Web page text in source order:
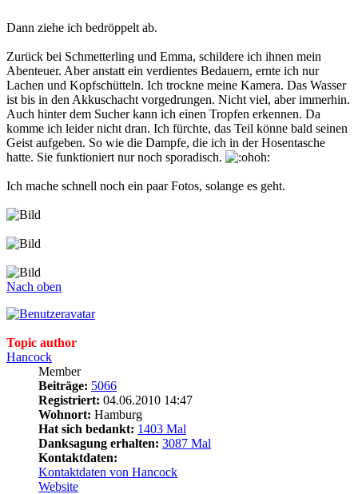
Dann ziehe ich bedröppelt ab.
Zurück bei Schmetterling und Emma, schildere ich ihnen mein
Abenteuer. Aber anstatt ein verdientes Bedauern, ernte ich nur
Lachen und Kopfschütteln. Ich trockne meine Kamera. Das Wasser
ist bis in den Akkuschacht vorgedrungen. Nicht viel, aber immerhin.
Auch hinter dem Sucher kann ich einen Tropfen erkennen. Da
komme ich leider nicht dran. Ich fürchte, das Teil könne bald seinen
Geist aufgeben. So wie die Dampfe, die ich in der Hosentasche
hatte. Sie funktioniert nur noch sporadisch.
Ich mache schnell noch ein paar Fotos, solange es geht.
Nach oben
Topic author
Hancock
Member
Beiträge: 5066
Registriert: 04.06.2010 14:47
Wohnort: Hamburg
Hat sich bedankt: 1403 Mal
Danksagung erhalten: 3087 Mal
Kontaktdaten:
Kontaktdaten von Hancock
Website